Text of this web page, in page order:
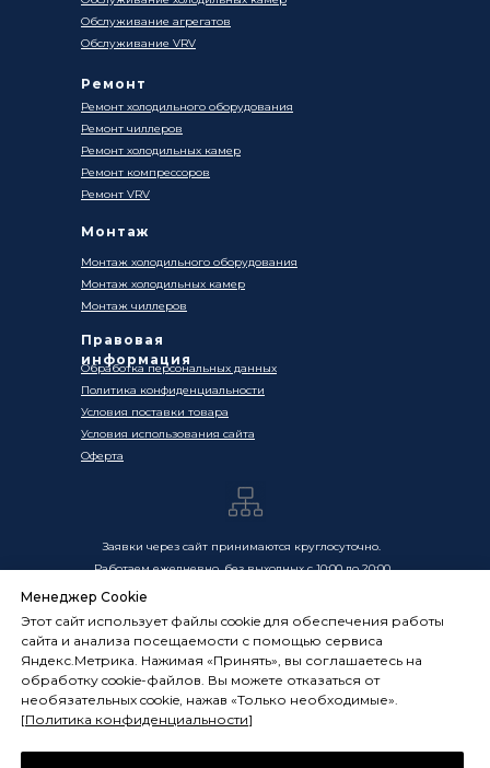
Ремонт
Цены, указанные на сайте, носят информационный
характер и не являются публичной офертой в смысле
ст. 437 ГК РФ. Окончательная стоимость товаров и услуг
определяется индивидуально и фиксируется в
Спецификации. Условия оказания услуг определяются
публичной офертой, размещённой по адресу:
Заявки через сайт принимаются круглосуточно.
Работаем ежедневно, без выходных с 10:00 до 20:00
Обработка персональных данных
Политика конфиденциальности
Условия поставки товара
Оферта
Условия использования сайта
Ремонт холодильного оборудования
Ремонт чиллеров
Ремонт холодильных камер
Ремонт компрессоров
Ремонт VRV
Монтаж
Правовая
информация
Монтаж холодильного оборудования
Монтаж чиллеров
Монтаж холодильных камер
Обслуживание агрегатов
Обслуживание VRV
Менеджер Cookie
Этот сайт использует файлы cookie для обеспечения работы
сайта и анализа посещаемости с помощью сервиса
Яндекс.Метрика. Нажимая «Принять», вы соглашаетесь на
обработку cookie-файлов. Вы можете отказаться от
необязательных cookie, нажав «Только необходимые».
[Политика конфиденциальности]